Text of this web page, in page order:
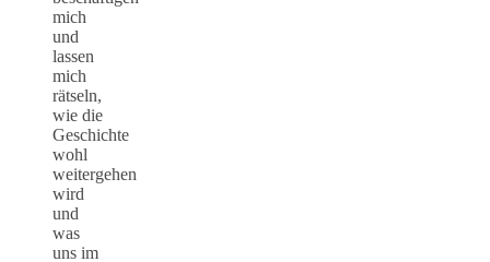
mich
und
lassen
mich
rätseln,
wie die
Geschichte
wohl
weitergehen
wird
und
was
uns im